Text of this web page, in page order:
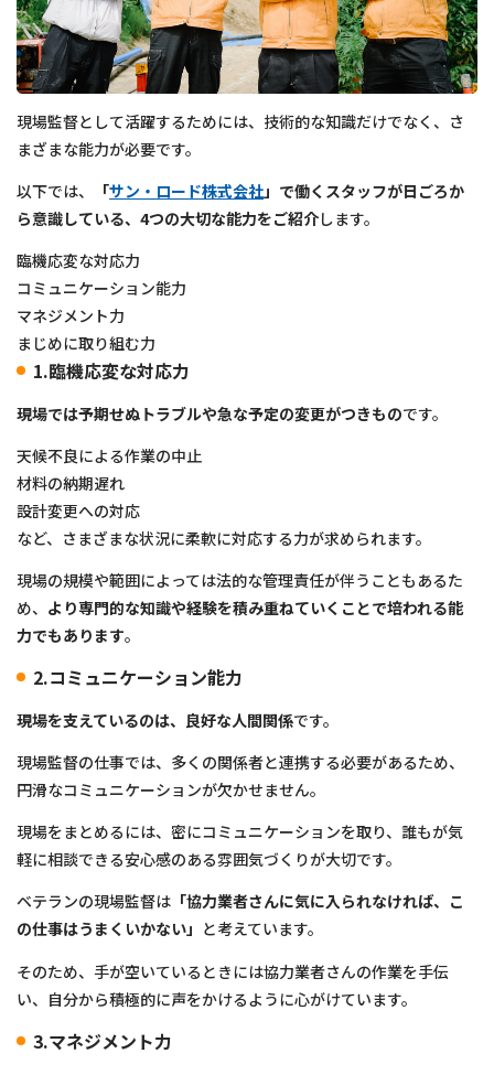
現場監督として活躍するためには、技術的な知識だけでなく、さ
まざまな能力が必要です。
以下では、
「サン・ロード株式会社」 で働くスタッフが日ごろか
ら意識している、4つの大切な能力をご紹介します。
臨機応変な対応力
コミュニケーション能力
マネジメント力
まじめに取り組む力
1.臨機応変な対応力
現場では予期せぬトラブルや急な予定の変更がつきものです。
天候不良による作業の中止
材料の納期遅れ
設計変更への対応
など、さまざまな状況に柔軟に対応する力が求められます。
現場の規模や範囲によっては法的な管理責任が伴うこともあるた
め、 より専門的な知識や経験を積み重ねていくことで培われる能
力でもあります。
2.コミュニケーション能力
現場を支えているのは、良好な人間関係です。
現場監督の仕事では、多くの関係者と連携する必要があるため、
円滑なコミュニケーションが欠かせません。
現場をまとめるには、密にコミュニケーションを取り、誰もが気
軽に相談できる安心感のある雰囲気づくりが大切です。
ベテランの現場監督は 「協力業者さんに気に入られなければ、こ
の仕事はうまくいかない」 と考えています。
そのため、手が空いているときには協力業者さんの作業を手伝
い、自分から積極的に声をかけるように心がけています。
3.マネジメント力